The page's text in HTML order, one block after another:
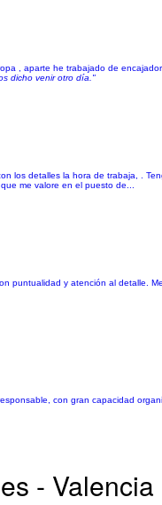
, aparte he trabajado de
dicho venir otro día."
los detalles la hora de trabaja, .
me valore en el puesto de...
puntualidad y atención al detalle.
con gran capacidad
- Valencia